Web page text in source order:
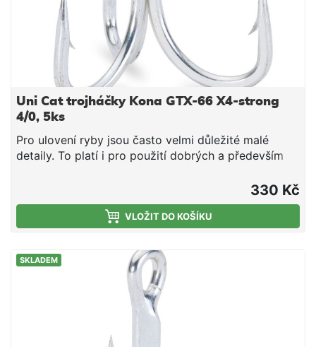
Uni Cat trojháčky Kona GTX-66 X4-strong
4/0, 5ks
Pro ulovení ryby jsou často velmi důležité malé
detaily. To platí i pro použití dobrých a především
nástraha k ničemu. Zde představujeme naši novou
vysoce kvalitní sérii háčků Kona. Všechny modely
háčků Kona jsou vyrobeny z vysoce uhlíkové oceli a
K dispozici jsou různé modely, které jsou
přizpůsobeny příslušné oblasti použití. Přesvědčte
se sami o vynikající kvalitě těchto háčků. Balení: 5 ks
Velikost: 4/0 Vysoce uhlíková ocel Dlouhotrvající
330 Kč
VLOŽIT DO KOŠÍKU
SKLADEM